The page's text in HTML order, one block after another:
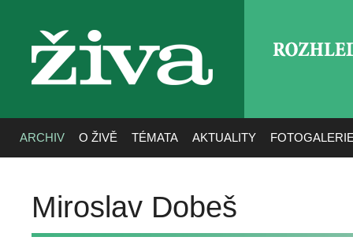
živa
ARCHIV O ŽIVĚ TÉMATA AKTUALITY
Miroslav Dobeš